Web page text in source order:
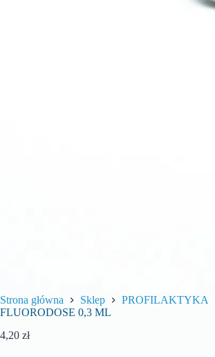
Strona główna Sklep PROFILAKTYKA
FLUORODOSE 0,3 ML
4,20 zł